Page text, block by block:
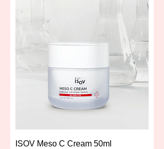
ISOV Meso C Cream 50ml